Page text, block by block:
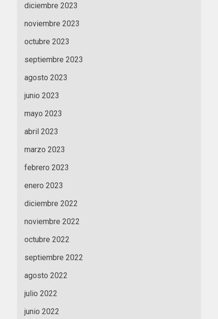
diciembre 2023
noviembre 2023
octubre 2023
septiembre 2023
agosto 2023
junio 2023
mayo 2023
abril 2023
marzo 2023
febrero 2023
enero 2023
diciembre 2022
noviembre 2022
octubre 2022
septiembre 2022
agosto 2022
julio 2022
junio 2022